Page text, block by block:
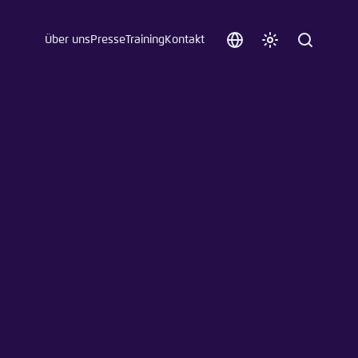
SpracheFarbschema
Suche
Über uns PresseTraining Kontakt